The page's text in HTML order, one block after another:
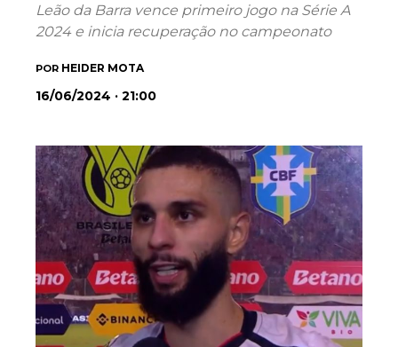
Leão da Barra vence primeiro jogo na Série A
2024 e inicia recuperação no campeonato
POR HEIDER MOTA
16/06/2024 · 21:00